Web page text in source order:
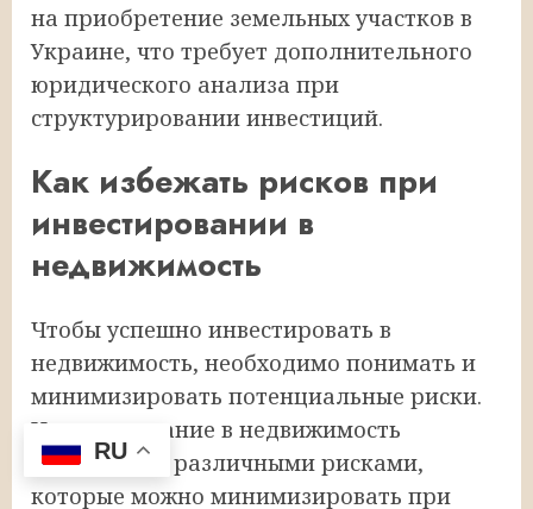
на приобретение земельных участков в
Украине, что требует дополнительного
юридического анализа при
структурировании инвестиций.
Как избежать рисков при
инвестировании в
недвижимость
Чтобы успешно инвестировать в
недвижимость, необходимо понимать и
минимизировать потенциальные риски.
Инвестирование в недвижимость
сопряжено с различными рисками,
которые можно минимизировать при
RU